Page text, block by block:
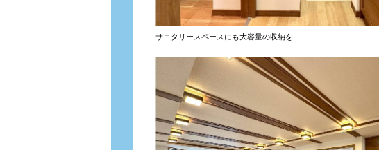
サニタリースペースにも大容量の収納を